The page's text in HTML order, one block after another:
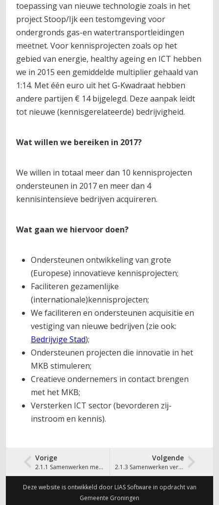
toepassing van nieuwe technologie zoals in het
project Stoop/Ijk een testomgeving voor
ondergronds gas-en watertransportleidingen
meetnet. Voor kennisprojecten zoals op het
gebied van energie, healthy ageing en ICT hebben
we in 2015 een gemiddelde multiplier gehaald van
1:14. Met één euro uit het G-Kwadraat hebben
andere partijen € 14 bijgelegd. Deze aanpak leidt
tot nieuwe (kennisgerelateerde) bedrijvigheid.
Wat willen we bereiken in 2017?
We willen in totaal meer dan 10 kennisprojecten
ondersteunen in 2017 en meer dan 4
kennisintensieve bedrijven acquireren.
Wat gaan we hiervoor doen?
Ondersteunen ontwikkeling van grote
(Europese) innovatieve kennisprojecten;
Faciliteren gezamenlijke
(internationale)kennisprojecten;
We faciliteren en ondersteunen acquisitie en
vestiging van nieuwe bedrijven (zie ook:
Bedrijvige Stad);
Ondersteunen projecten die innovatie in het
MKB stimuleren;
Creatieve ondernemers in contact brengen
met het MKB;
Versterken ICT sector (bevorderen zij-
instroom en kennis).
Vorige
2.1.1 Samenwerken met kennisinstellingen
Volgende
2.1.3 Samenwerken versterken gericht op kennis en innovatie
Deze website is ontwikkeld door LIAS Software in opdracht van
Gemeente Groningen